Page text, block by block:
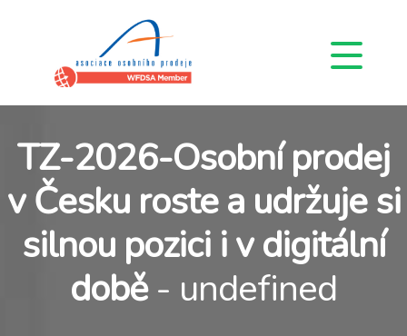
TZ-2026-Osobní prodej
v Česku roste a udržuje si
silnou pozici i v digitální
době- undefined